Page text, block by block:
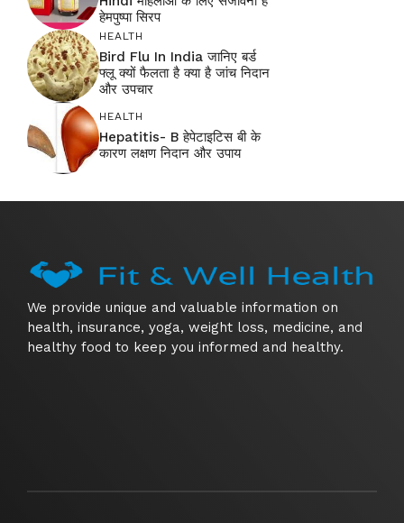
हेमपुष्पा सिरप
HEALTH
Bird Flu In India जानिए बर्ड
फ्लू क्यों फैलता है क्या है जांच निदान
और उपचार
HEALTH
Hepatitis- B हेपेटाइटिस बी के
कारण लक्षण निदान और उपाय
We provide unique and valuable information on
health, insurance, yoga, weight loss, medicine, and
healthy food to keep you informed and healthy.